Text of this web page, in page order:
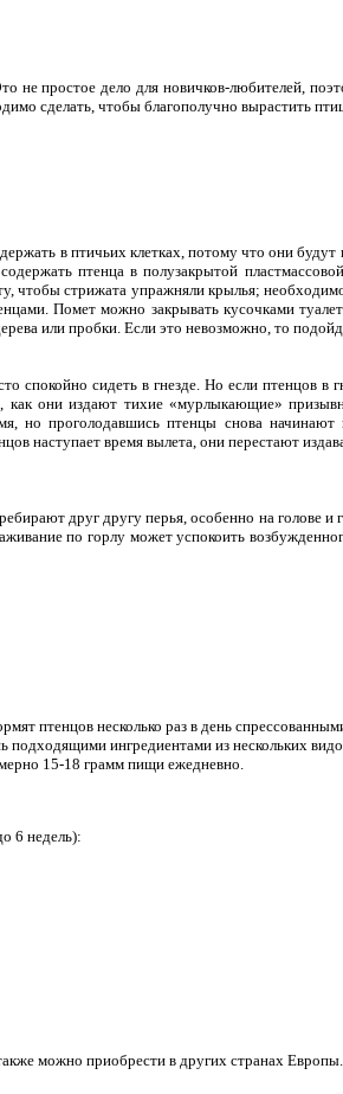
дело для новичков-любителей,
сделать, чтобы благополучно вырастить
в птичьих клетках, потому что они
птенца в полузакрытой
стрижата упражняли крылья;
Помет можно закрывать кусочками
или пробки. Если это невозможно, то
спокойно сидеть в гнезде. Но если птенцов в
они издают тихие «мурлыкающие»
но проголодавшись птенцы снова
наступает время вылета, они перестают
друг другу перья, особенно на голове
по горлу может успокоить
птенцов несколько раз в день
ингредиентами из нескольких
15-18 грамм пищи ежедневно.
6 недель):
можно приобрести в других странах